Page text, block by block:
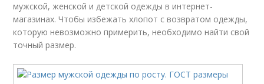
мужской, женской и детской одежды в интернет-
магазинах. Чтобы избежать хлопот с возвратом одежды,
которую невозможно примерить, необходимо найти свой
точный размер.